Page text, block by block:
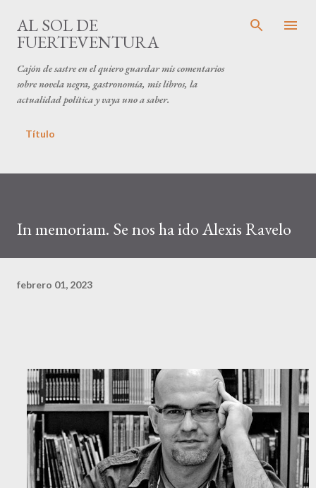
AL SOL DE
FUERTEVENTURA
Cajón de sastre en el quiero guardar mis comentarios
sobre novela negra, gastronomía, mis libros, la
actualidad política y vaya uno a saber.
Título
In memoriam. Se nos ha ido Alexis Ravelo
febrero 01, 2023